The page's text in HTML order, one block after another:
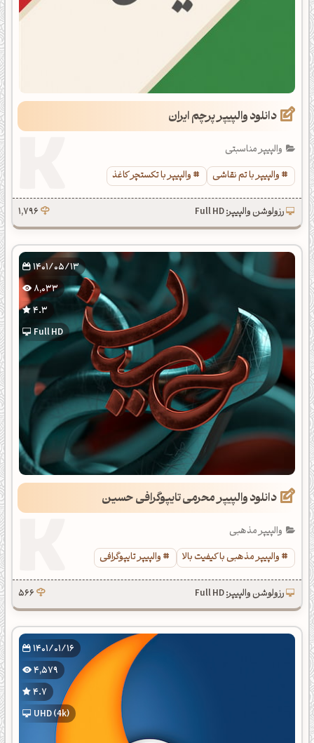
دانلود والپیپر پرچم ایران
والپیپر مناسبتی
والپیپر با تم نقاشی
والپیپر با تکستچر کاغذ
رزولوشن والپیپر: Full HD 1,796
1401/05/13
8,033
4.3
Full HD
دانلود والپیپر محرمی تایپوگرافی حسین
والپیپر مذهبی
والپیپر مذهبی با کیفیت بالا
والپیپر تایپوگرافی
رزولوشن والپیپر: Full HD 566
1401/01/16
4,579
4.7
UHD (4k)